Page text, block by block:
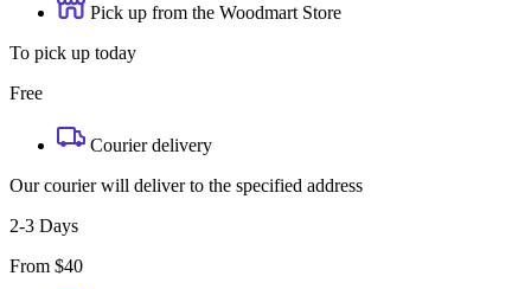
Pick up from the Woodmart Store
To pick up today
Free
Courier delivery
Our courier will deliver to the specified address
2-3 Days
From $40